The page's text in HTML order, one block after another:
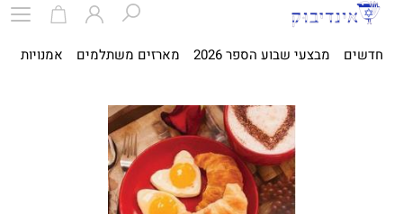
חדשים מבצעי שבוע הספר 2026 מארזים משתלמים אמנויות